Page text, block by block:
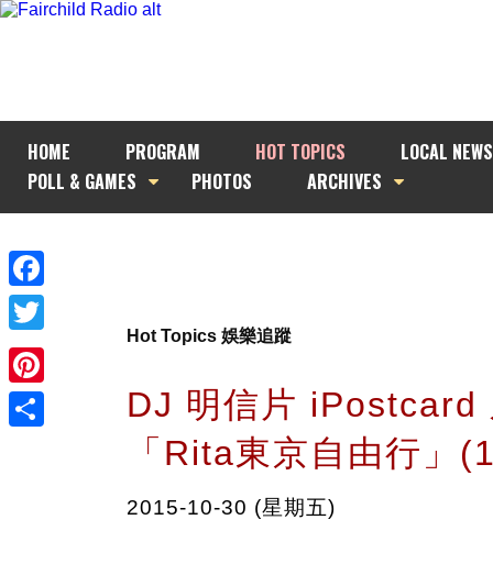
HOME PROGRAM HOT TOPICS
LOCAL NEWS
POLL & GAMES
PHOTOS ARCHIVES
Facebook
Twitter
Pinterest
Hot Topics 娛樂追蹤
DJ 明信片 iPostcard
「Rita東京自由行」
2015-10-30 (星期五)